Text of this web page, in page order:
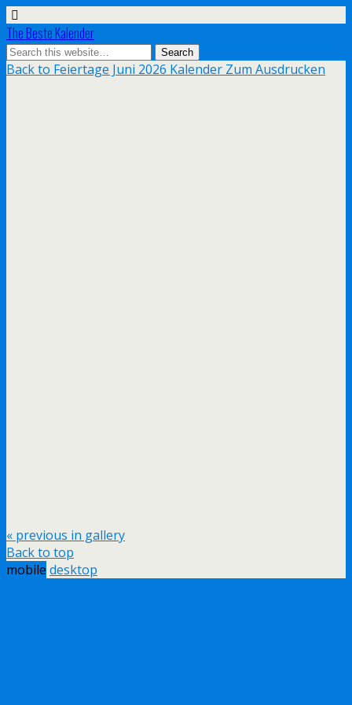
The Beste Kalender
Back to Feiertage Juni 2026 Kalender Zum Ausdrucken
« previous in gallery
Back to top
mobile desktop